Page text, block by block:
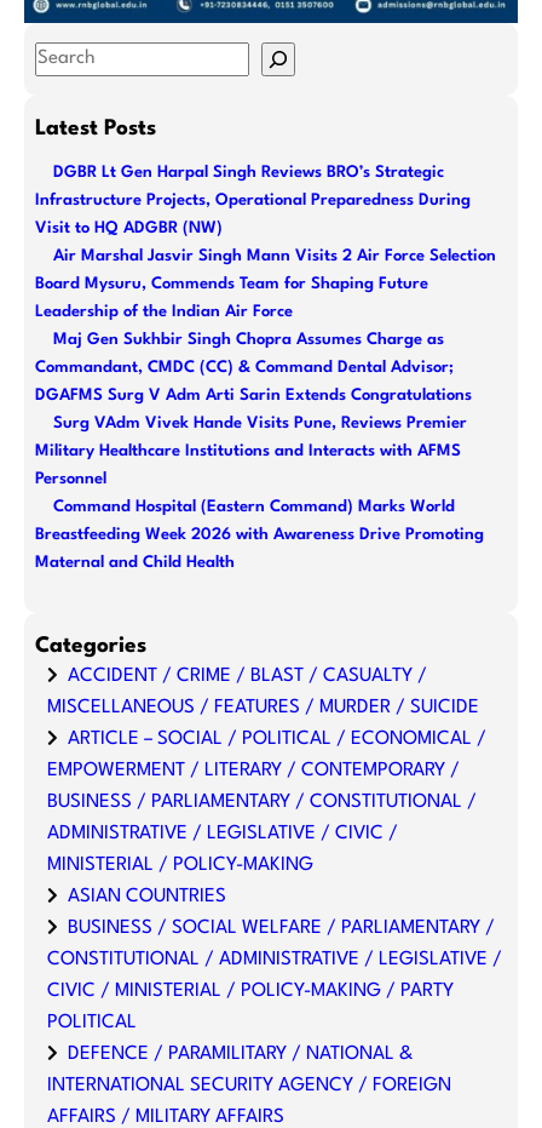
S
aLatest Posts
DGBR Lt Gen Harpal Singh Reviews BRO’s Strategic
Infrastructure Projects, Operational Preparedness During
Visit to HQ ADGBR (NW)
Air Marshal Jasvir Singh Mann Visits 2 Air Force Selection
Board Mysuru, Commends Team for Shaping Future
Leadership of the Indian Air Force
Maj Gen Sukhbir Singh Chopra Assumes Charge as
Commandant, CMDC (CC) & Command Dental Advisor;
DGAFMS Surg V Adm Arti Sarin Extends Congratulations
Surg VAdm Vivek Hande Visits Pune, Reviews Premier
Military Healthcare Institutions and Interacts with AFMS
Personnel
Command Hospital (Eastern Command) Marks World
Breastfeeding Week 2026 with Awareness Drive Promoting
Maternal and Child Health
Categories
ACCIDENT / CRIME / BLAST / CASUALTY /
MISCELLANEOUS / FEATURES / MURDER / SUICIDE
ARTICLE – SOCIAL / POLITICAL / ECONOMICAL /
EMPOWERMENT / LITERARY / CONTEMPORARY /
BUSINESS / PARLIAMENTARY / CONSTITUTIONAL /
ADMINISTRATIVE / LEGISLATIVE / CIVIC /
MINISTERIAL / POLICY-MAKING
ASIAN COUNTRIES
BUSINESS / SOCIAL WELFARE / PARLIAMENTARY /
CONSTITUTIONAL / ADMINISTRATIVE / LEGISLATIVE /
CIVIC / MINISTERIAL / POLICY-MAKING / PARTY
POLITICAL
DEFENCE / PARAMILITARY / NATIONAL &
INTERNATIONAL SECURITY AGENCY / FOREIGN
AFFAIRS / MILITARY AFFAIRS